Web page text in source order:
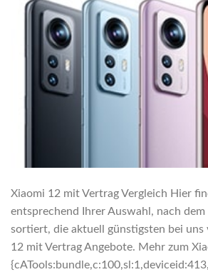
Xiaomi 12 mit Vertrag Vergleich Hier
entsprechend Ihrer Auswahl, nach
sortiert, die aktuell günstigsten bei uns
12 mit Vertrag Angebote. Mehr zum